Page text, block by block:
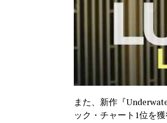
また、新作『
ック・チャート1位を